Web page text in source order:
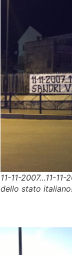
11-11-2007…11-
dello stato